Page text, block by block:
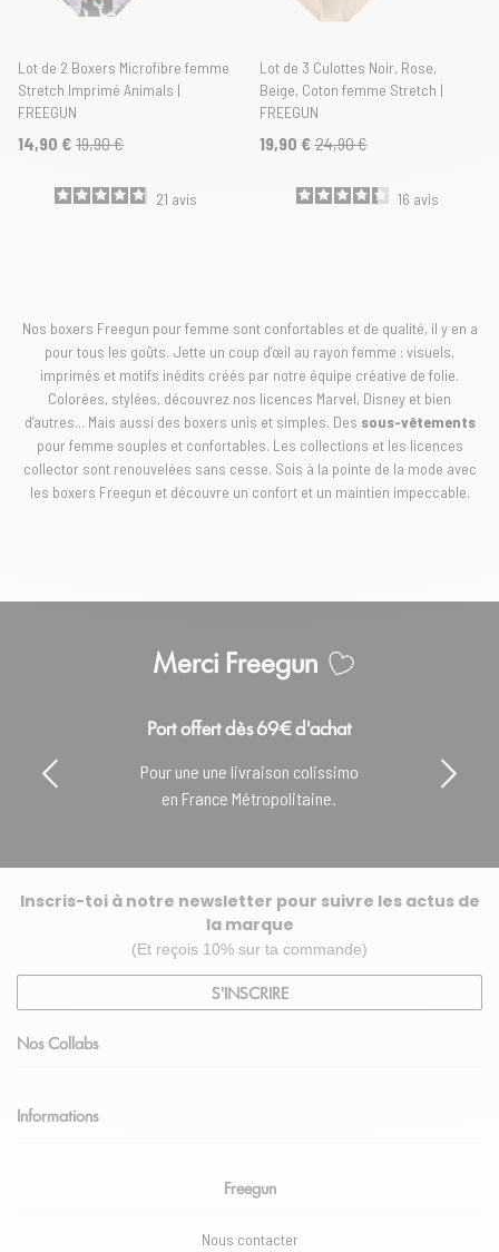
Lot de 2 Boxers Microfibre femme
Stretch Imprimé Animals |
FREEGUN
14,90 € 19,90 €
21 avis
Lot de 3 Culottes Noir, Rose,
Beige, Coton femme Stretch |
FREEGUN
19,90 € 24,90 €
16 avis
Nos boxers Freegun pour femme sont confortables et de qualité, il y en a
pour tous les goûts. Jette un coup d’œil au rayon femme : visuels,
imprimés et motifs inédits créés par notre équipe créative de folie.
Colorées, stylées, découvrez nos licences Marvel, Disney et bien
d’autres... Mais aussi des boxers unis et simples. Des sous-vêtements
pour femme souples et confortables. Les collections et les licences
collector sont renouvelées sans cesse. Sois à la pointe de la mode avec
les boxers Freegun et découvre un confort et un maintien impeccable.
Merci Freegun
Port offert dès 69€ d'achat
Pour une une livraison colissimo
en France Métropolitaine.
Inscris-toi à notre newsletter pour suivre les actus de
la marque
(Et reçois 10% sur ta commande)
S'INSCRIRE
Nos Collabs
Informations
Freegun
Nous contacter